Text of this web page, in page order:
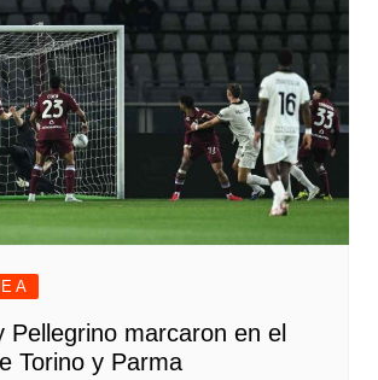
A
Pellegrino marcaron en el
Torino y Parma